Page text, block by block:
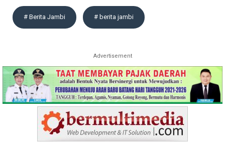
# Berita Jambi # berita jambi
Advertisement